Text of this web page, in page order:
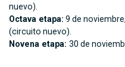
nuevo).
Octava etapa: 9 de
(circuito nuevo).
Novena etapa: 30 de